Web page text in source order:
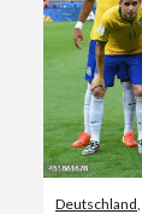
Deutschland